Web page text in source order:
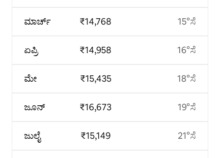
ಮಾರ್ಚ್
ಏಪ್ರಿ
ಮೇ
ಜೂನ್
ಜುಲೈ
₹14,768
₹14,958
₹15,435
₹16,673
₹15,149
15°ಸೆ
16°ಸೆ
18°ಸೆ
19°ಸೆ
21°ಸೆ